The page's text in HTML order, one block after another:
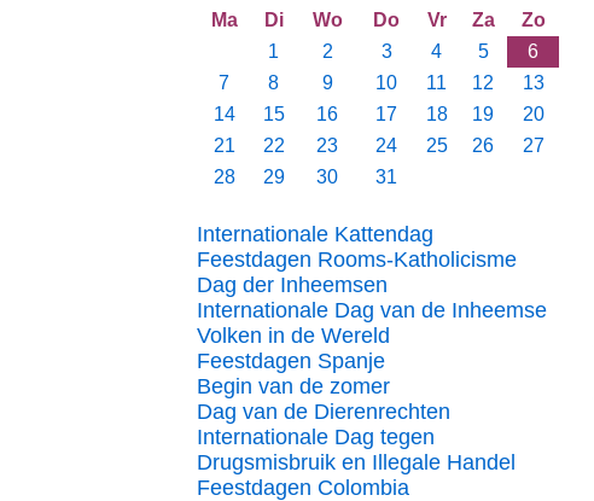
Ma
Di Wo Do Vr Za
Zo
1
2 3 4 5
6
7
8 9 10 11 12
13
14
15 16 17 18 19
20
21
22 23 24 25 26
27
28
29 30 31
Internationale Kattendag
Feestdagen Rooms-Katholicisme
Dag der Inheemsen
Internationale Dag van de Inheemse
Volken in de Wereld
Feestdagen Spanje
Begin van de zomer
Dag van de Dierenrechten
Internationale Dag tegen
Drugsmisbruik en Illegale Handel
Feestdagen Colombia